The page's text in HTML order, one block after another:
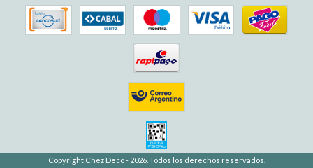
Copyright Chez Deco - 2026. Todos los derechos reservados.